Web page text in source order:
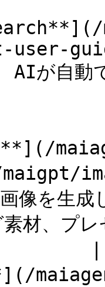
user-
自動で
|
**](/
像を生成
材、プ
|